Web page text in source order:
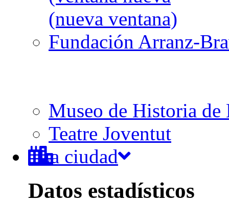
Fundación Arranz-
Museo de Historia de
Teatre Joventut
La ciudad
Datos estadísticos